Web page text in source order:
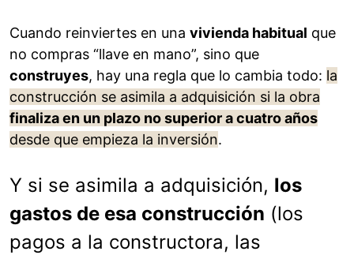
Cuando reinviertes en una vivienda habitual que
no compras “llave en mano”, sino que
construyes, hay una regla que lo cambia todo: la
construcción se asimila a adquisición si la obra
finaliza en un plazo no superior a cuatro años
desde que empieza la inversión.
Y si se asimila a adquisición, los
gastos de esa construcción (los
pagos a la constructora, las